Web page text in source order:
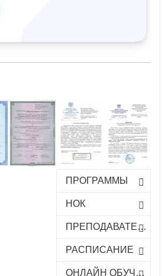
ПРОГРАММЫ
НОК
ПРЕПОДАВАТЕЛИ
РАСПИСАНИЕ
ОНЛАЙН ОБУЧЕНИЕ